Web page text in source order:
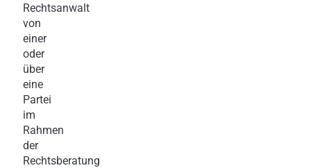
Rechtsanwalt
von
einer
oder
über
eine
Partei
im
Rahmen
der
Rechtsberatung